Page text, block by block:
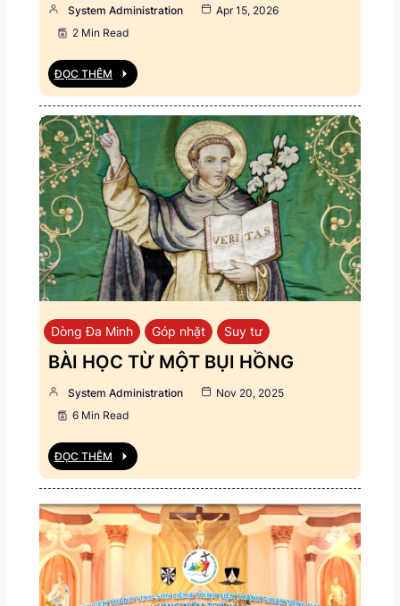
System Administration
Apr 15, 2026
2 Min Read
ĐỌC THÊM
Dòng Đa Minh Góp nhặt Suy tư
BÀI HỌC TỪ MỘT BỤI HỒNG
System Administration
Nov 20, 2025
6 Min Read
ĐỌC THÊM